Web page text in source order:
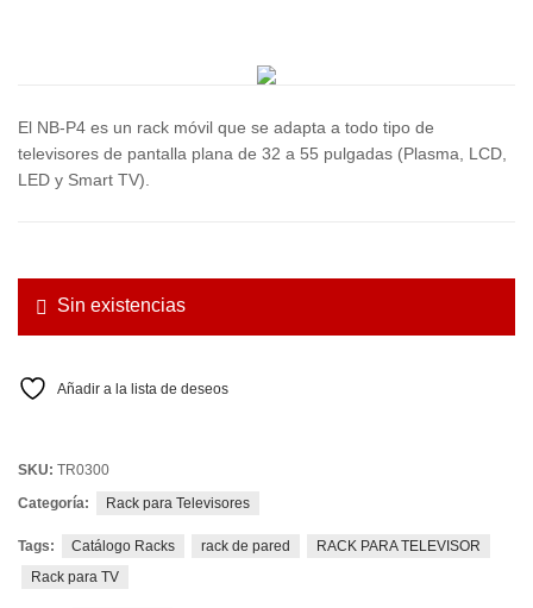
El NB-P4 es un rack móvil que se adapta a todo tipo de
televisores de pantalla plana de 32 a 55 pulgadas (Plasma, LCD,
LED y Smart TV).
Sin existencias
Añadir a la lista de deseos
SKU: TR0300
Categoría:
Rack para Televisores
Tags: Catálogo Racks rack de pared
RACK PARA TELEVISOR
Rack para TV